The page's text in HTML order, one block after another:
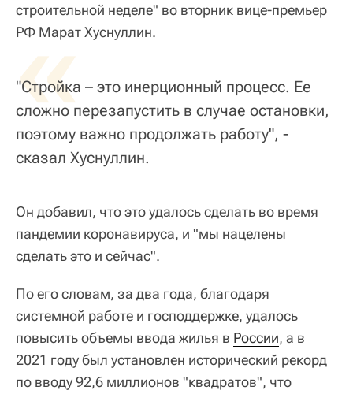
строительной неделе" во вторник вице-премьер
РФ Марат Хуснуллин.
«
"Стройка – это инерционный процесс. Ее
сложно перезапустить в случае остановки,
поэтому важно продолжать работу", -
сказал Хуснуллин.
Он добавил, что это удалось сделать во время
пандемии коронавируса, и "мы нацелены
сделать это и сейчас".
По его словам, за два года, благодаря
системной работе и господдержке, удалось
повысить объемы ввода жилья в России, а в
2021 году был установлен исторический рекорд
по вводу 92,6 миллионов "квадратов", что